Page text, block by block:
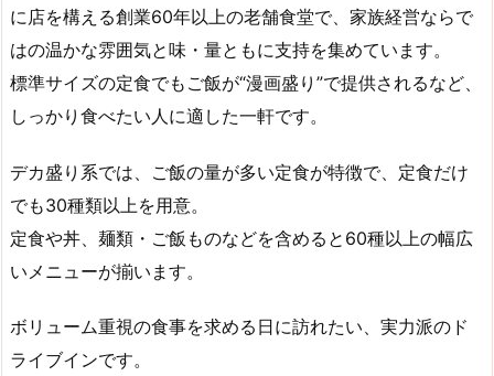
に店を構える創業60年以上の老舗食堂で、家族経営ならで
はの温かな雰囲気と味・量ともに支持を集めています。
標準サイズの定食でもご飯が“漫画盛り”で提供されるなど、
しっかり食べたい人に適した一軒です。
デカ盛り系では、ご飯の量が多い定食が特徴で、定食だけ
でも30種類以上を用意。
定食や丼、麺類・ご飯ものなどを含めると60種以上の幅広
いメニューが揃います。
ボリューム重視の食事を求める日に訪れたい、実力派のド
ライブインです。